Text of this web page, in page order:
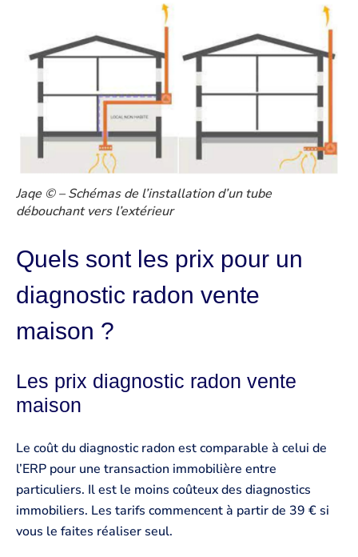
Jaqe ©️ – Schémas de l’installation d’un tube
débouchant vers l’extérieur
Quels sont les prix pour un
diagnostic radon vente
maison ?
Les prix diagnostic radon vente
maison ️
Le coût du diagnostic radon est comparable à celui de
l’ERP pour une transaction immobilière entre
particuliers. Il est le moins coûteux des diagnostics
immobiliers. Les tarifs commencent à partir de 39 € si
vous le faites réaliser seul.